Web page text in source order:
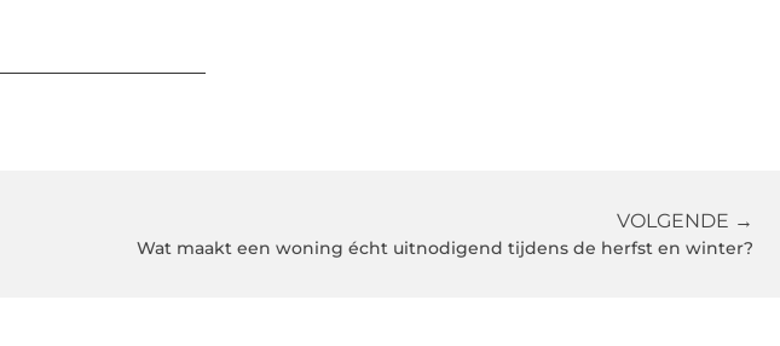
VOLGENDE →
Wat maakt een woning écht uitnodigend tijdens de herfst en winter?